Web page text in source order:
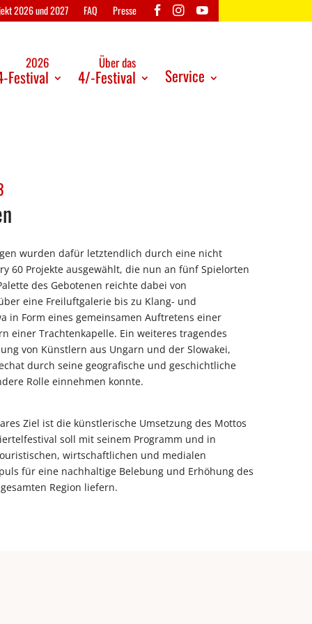
2026 und 2027 FAQ Presse
2026
Festival
Über das
4/-Festival Service
wurden dafür letztendlich durch eine nicht
60 Projekte ausgewählt, die nun an fünf Spielorten
des Gebotenen reichte dabei von
eine Freiluftgalerie bis zu Klang- und
in Form eines gemeinsamen Auftretens einer
einer Trachtenkapelle. Ein weiteres tragendes
von Künstlern aus Ungarn und der Slowakei,
durch seine geografische und geschichtliche
Rolle einnehmen konnte.
Ziel ist die künstlerische Umsetzung des Mottos
soll mit seinem Programm und in
wirtschaftlichen und medialen
für eine nachhaltige Belebung und Erhöhung des
Region liefern.